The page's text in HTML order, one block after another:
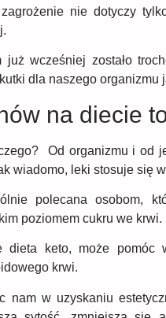
nie dotyczy
już wcześniej zostało
dla naszego organizmu
na diecie
Od organizmu i od
wiadomo, leki stosuje się
polecana osobom,
poziomem cukru we krwi.
dieta keto, może pomóc
krwi.
nam w uzyskaniu